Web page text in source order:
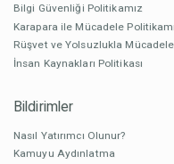
Bilgi Güvenliği Politikamız
Karapara ile Mücadele
Rüşvet ve Yolsuzlukla
İnsan Kaynakları Politikası
Bildirimler
Nasıl Yatırımcı Olunur?
Kamuyu Aydınlatma